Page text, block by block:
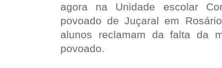
agora na Unidade escolar
povoado de Juçaral em
alunos reclamam da falta da
povoado.